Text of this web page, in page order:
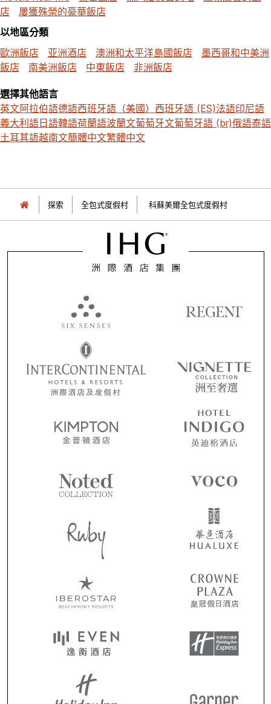
店
屢獲殊榮的豪華飯店
以地區分類
歐洲飯店
亚洲酒店 澳洲和太平洋島國飯店
墨西哥和中美洲
飯店
南美洲飯店 中東飯店 非洲飯店
選擇其他語言
英文阿拉伯語德語西班牙語（美國） 西班牙語 (ES)法語印尼語
義大利語日語韓語荷蘭語波蘭文葡萄牙文葡萄牙語 (br)俄語泰語
土耳其語越南文簡體中文繁體中文
探索 全包式度假村 科蘇美爾全包式度假村